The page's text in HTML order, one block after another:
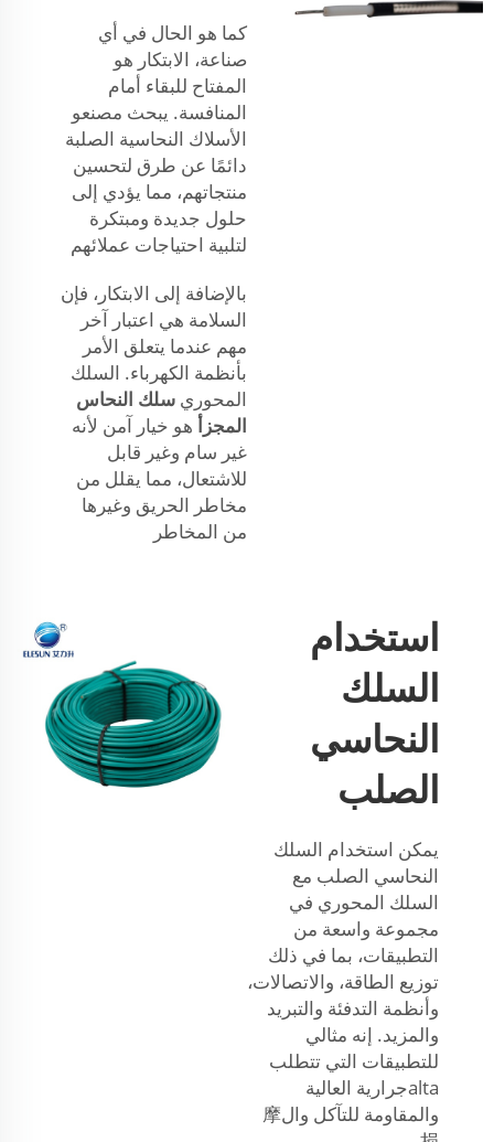
كما هو الحال في أي
صناعة، الابتكار هو
المفتاح للبقاء أمام
المنافسة. يبحث مصنعو
الأسلاك النحاسية الصلبة
دائمًا عن طرق لتحسين
منتجاتهم، مما يؤدي إلى
حلول جديدة ومبتكرة
لتلبية احتياجات عملائهم
بالإضافة إلى الابتكار، فإن
السلامة هي اعتبار آخر
مهم عندما يتعلق الأمر
بأنظمة الكهرباء. السلك
المحوري سلك النحاس
المجزأ هو خيار آمن لأنه
غير سام وغير قابل
للاشتعال، مما يقلل من
مخاطر الحريق وغيرها
من المخاطر
استخدام
السلك
النحاسي
الصلب
يمكن استخدام السلك
النحاسي الصلب مع
السلك المحوري في
مجموعة واسعة من
التطبيقات، بما في ذلك
توزيع الطاقة، والاتصالات،
وأنظمة التدفئة والتبريد
والمزيد. إنه مثالي
للتطبيقات التي تتطلب
altaجرارية العالية
والمقاومة للتآكل وال摩